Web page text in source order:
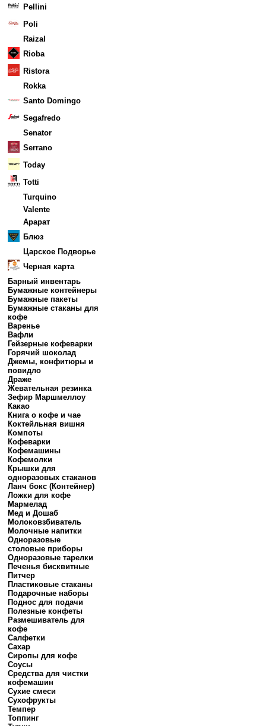
Pellini
Poli
Raizal
Rioba
Ristora
Rokka
Santo Domingo
Segafredo
Senator
Serrano
Today
Totti
Turquino
Valente
Арарат
Блюз
Царское Подворье
Черная карта
Барный инвентарь
Бумажные контейнеры
Бумажные пакеты
Бумажные стаканы для
кофе
Варенье
Вафли
Гейзерные кофеварки
Горячий шоколад
Джемы, конфитюры и
повидло
Драже
Жевательная резинка
Зефир Маршмеллоу
Какао
Книга о кофе и чае
Коктейльная вишня
Компоты
Кофеварки
Кофемашины
Кофемолки
Крышки для
одноразовых стаканов
Ланч бокс (Контейнер)
Ложки для кофе
Мармелад
Мед и Дошаб
Молоковзбиватель
Молочные напитки
Одноразовые
столовые приборы
Одноразовые тарелки
Печенья бисквитные
Питчер
Пластиковые стаканы
Подарочные наборы
Поднос для подачи
Полезные конфеты
Размешиватель для
кофе
Салфетки
Сахар
Сиропы для кофе
Соусы
Средства для чистки
кофемашин
Сухие смеси
Сухофрукты
Темпер
Топпинг